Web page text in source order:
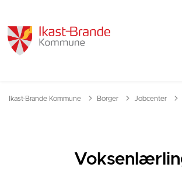
Ikast-Brande Kommune Borger Jobcenter